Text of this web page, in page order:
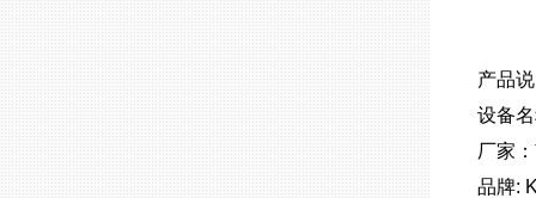
产品
设备
厂家
品牌: